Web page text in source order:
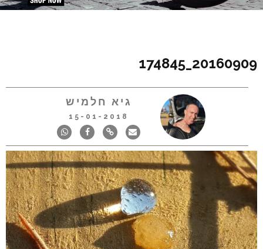
20160909_174845
גיא חלמיש
15-01-2018